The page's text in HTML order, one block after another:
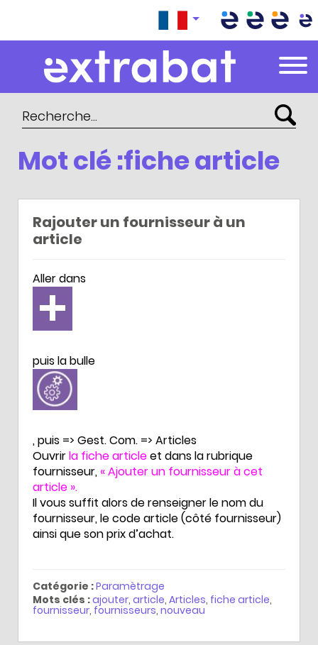
Extrabat – Le Blog
Mot clé :fiche article
Rajouter un fournisseur à un
article
Aller dans
puis la bulle
, puis => Gest. Com. => Articles
Ouvrirla fiche articleet dans la rubrique
fournisseur, « Ajouter un fournisseur à cet
article ».
Il vous suffit alors de renseigner le nom du
fournisseur, le code article (côté fournisseur)
ainsi que son prix d’achat.
Catégorie :Paramètrage
Mots clés :ajouter, article, Articles, fiche article,
fournisseur, fournisseurs, nouveau